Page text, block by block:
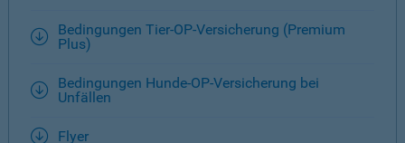
Bedingungen Tier-OP-Versicherung (Premium
Plus)
Bedingungen Hunde-OP-Versicherung bei
Unfällen
Flyer